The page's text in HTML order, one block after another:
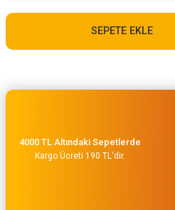
SEPETE EKLE
4000 TL Altındaki Sepetlerde
Kargo Ücreti 190 TL'dir.